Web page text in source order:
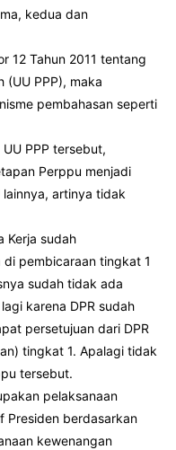
kedua dan
12 Tahun 2011 tentang
(UU PPP), maka
pembahasan seperti
PPP tersebut,
Perppu menjadi
artinya tidak
Kerja sudah
pembicaraan tingkat 1
sudah tidak ada
karena DPR sudah
persetujuan dari DPR
tingkat 1. Apalagi tidak
tersebut.
pelaksanaan
Presiden berdasarkan
kewenangan